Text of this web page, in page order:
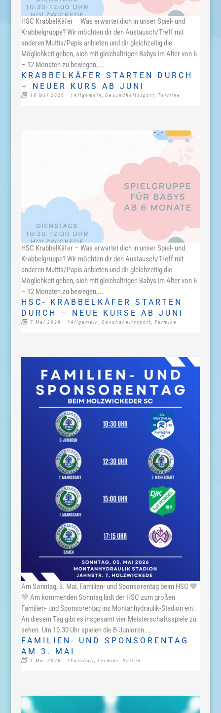
KRABBELKÄFER STARTEN DURCH
– NEUER KURS AB JUNI
18 Mai 2026 | Allgemein Gesundheitssport Termine
HSC KrabbelKäfer – Was erwartet dich in unser Spiel- und
Krabbelgruppe? Wir möchten dir den Austausch/Treff mit
anderen Muttis/Papis anbieten und dir gleichzeitig die
Möglichkeit geben, sich mit gleichaltrigen Babys im Alter von 6
– 12 Monaten zu bewegen,...
HSC- KRABBELKÄFER STARTEN
DURCH – NEUE KURSE AB JUNI
7 Mai 2026 | Allgemein Gesundheitssport Termine
HSC KrabbelKäfer – Was erwartet dich in unser Spiel- und
Krabbelgruppe? Wir möchten dir den Austausch/Treff mit
anderen Muttis/Papis anbieten und dir gleichzeitig die
Möglichkeit geben, sich mit gleichaltrigen Babys im Alter von 6
– 12 Monaten zu bewegen,...
FAMILIEN- UND SPONSORENTAG
AM 3. MAI
1 Mai 2026 | Fussball, Termine , Verein
Am Sonntag, 3. Mai, Familien- und Sponsorentag beim HSC 💙
💚 Am kommenden Sonntag lädt der HSC zum großen
Familien- und Sponsorentag ins Montanhydraulik-Stadion ein.
An diesem Tag gibt es insgesamt vier Meisterschaftsspiele zu
sehen. Um 10.30 Uhr spielen die B-Junioren...